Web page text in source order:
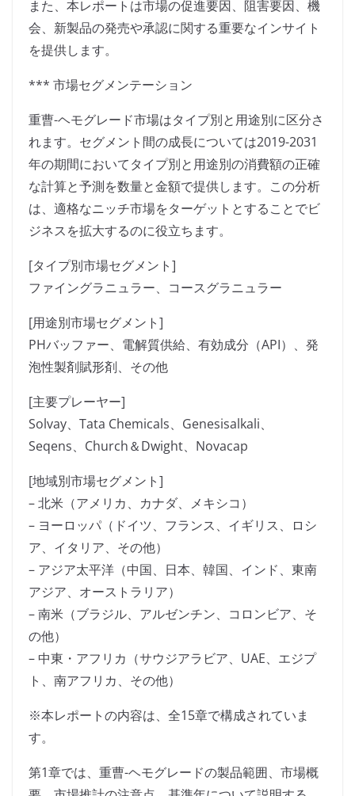
また、本レポートは市場の促進要因、阻害要因、機
会、新製品の発売や承認に関する重要なインサイト
を提供します。
*** 市場セグメンテーション
重曹-ヘモグレード市場はタイプ別と用途別に区分さ
れます。セグメント間の成長については2019-2031
年の期間においてタイプ別と用途別の消費額の正確
な計算と予測を数量と金額で提供します。この分析
は、適格なニッチ市場をターゲットとすることでビ
ジネスを拡大するのに役立ちます。
[タイプ別市場セグメント]
ファイングラニュラー、コースグラニュラー
[用途別市場セグメント]
PHバッファー、電解質供給、有効成分（API）、発
泡性製剤賦形剤、その他
[主要プレーヤー]
Solvay、Tata Chemicals、Genesisalkali、
Seqens、Church＆Dwight、Novacap
[地域別市場セグメント]
– 北米（アメリカ、カナダ、メキシコ）
– ヨーロッパ（ドイツ、フランス、イギリス、ロシ
ア、イタリア、その他）
– アジア太平洋（中国、日本、韓国、インド、東南
アジア、オーストラリア）
– 南米（ブラジル、アルゼンチン、コロンビア、そ
の他）
– 中東・アフリカ（サウジアラビア、UAE、エジプ
ト、南アフリカ、その他）
※本レポートの内容は、全15章で構成されていま
す。
第1章では、重曹-ヘモグレードの製品範囲、市場概